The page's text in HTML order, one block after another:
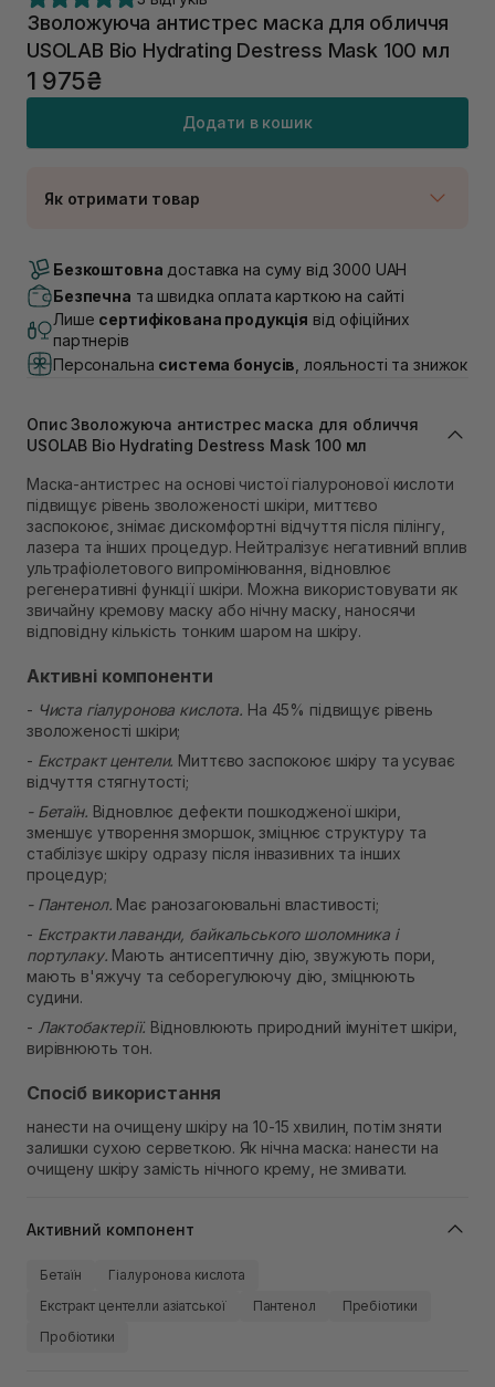
Зволожуюча антистрес маска для обличчя
USOLAB Bio Hydrating Destress Mask 100 мл
1 975₴
Додати в кошик
Як отримати товар
В наявності
Самовивіз м. Луцьк, вул. Винниченка 4
В наявності
Самовивіз м. Львів, вул. Академіка Підстригача, 1В
(Duck’s Lake)
В наявності
В наявності
Самовивіз м. Львів, вул. Степана Бандери 45
Самовивіз м. Рівне, вул. 16-го Липня, 15
В наявності
Самовивіз м. Рівне, вул. Кулика і Гудачека 23 (ТЦ
Екватор)
В наявності
Безкоштовна доставка на суму від 3000 UAH
Безпечна та швидка оплата карткою на сайті
Лише сертифікована продукція від офіційних
партнерів
Персональна система бонусів , лояльності та знижок
Опис Зволожуюча антистрес маска для обличчя
USOLAB Bio Hydrating Destress Mask 100 мл
Маска-антистрес на основі чистої гіалуронової кислоти
підвищує рівень зволоженості шкіри, миттєво
заспокоює, знімає дискомфортні відчуття після пілінгу,
лазера та інших процедур. Нейтралізує негативний вплив
ультрафіолетового випромінювання, відновлює
регенеративні функції шкіри. Можна використовувати як
звичайну кремову маску або нічну маску, наносячи
відповідну кількість тонким шаром на шкіру.
Активні компоненти
- Чиста гіалуронова кислота. На 45% підвищує рівень
зволоженості шкіри;
- Екстракт центели. Миттєво заспокоює шкіру та усуває
відчуття стягнутості;
- Бетаїн. Відновлює дефекти пошкодженої шкіри,
зменшує утворення зморшок, зміцнює структуру та
стабілізує шкіру одразу після інвазивних та інших
процедур;
- Пантенол. Має ранозагоювальні властивості;
- Екстракти лаванди, байкальського шоломника і
портулаку. Мають антисептичну дію, звужують пори,
мають в'яжучу та себорегулюючу дію, зміцнюють
судини.
- Лактобактерії. Відновлюють природний імунітет шкіри,
вирівнюють тон.
Спосіб використання
нанести на очищену шкіру на 10-15 хвилин, потім зняти
залишки сухою серветкою. Як нічна маска: нанести на
очищену шкіру замість нічного крему, не змивати.
Активний компонент
Бетаїн
Гіалуронова кислота
Екстракт центелли азіатської
Пантенол
Пребіотики
Пробіотики